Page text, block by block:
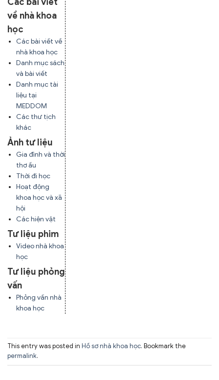
về nhà khoa
học
Các bài viết về
nhà khoa học
Danh mục sách
và bài viết
Danh mục tài
liệu tại
MEDDOM
Các thư tịch
khác
Ảnh tư liệu
Gia đình và thời
thơ ấu
Thời đi học
Hoạt động
khoa học và xã
hội
Các hiện vật
Tư liệu phim
Video nhà khoa
học
Tư liệu phỏng
vấn
Phỏng vấn nhà
khoa học
This entry was posted in Hồ sơ nhà khoa học. Bookmark the
permalink.